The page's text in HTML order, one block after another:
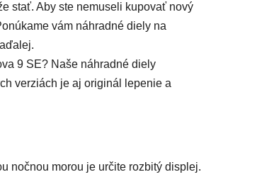
stať. Aby ste nemuseli kupovať nový
vám náhradné diely na
9 SE? Naše náhradné diely
verziách je aj originál lepenie a
nočnou morou je určite rozbitý displej.